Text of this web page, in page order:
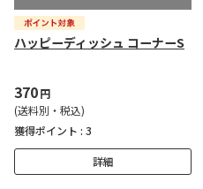
ハッピーディッシュ コーナーS
370円
(送料別・税込)
獲得ポイント : 3
詳細